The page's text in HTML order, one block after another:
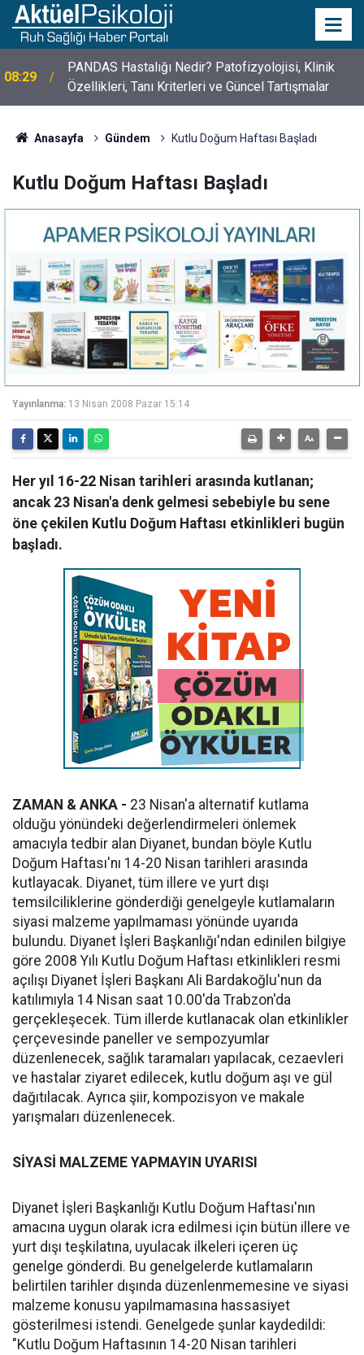
10:30
10 Mayıs Psikologlar Günü Nasıl Ortaya Çıktı? 10
Mayıs Tarihinin Hikayesi
Anasayfa Gündem Kutlu Doğum Haftası Başladı
Kutlu Doğum Haftası Başladı
Yayınlanma: 13 Nisan 2008 Pazar 15:14
Her yıl 16-22 Nisan tarihleri arasında kutlanan;
ancak 23 Nisan'a denk gelmesi sebebiyle bu sene
öne çekilen Kutlu Doğum Haftası etkinlikleri bugün
başladı.
ZAMAN & ANKA - 23 Nisan'a alternatif kutlama
olduğu yönündeki değerlendirmeleri önlemek
amacıyla tedbir alan Diyanet, bundan böyle Kutlu
Doğum Haftası'nı 14-20 Nisan tarihleri arasında
kutlayacak. Diyanet, tüm illere ve yurt dışı
temsilciliklerine gönderdiği genelgeyle kutlamaların
siyasi malzeme yapılmaması yönünde uyarıda
bulundu. Diyanet İşleri Başkanlığı'ndan edinilen bilgiye
göre 2008 Yılı Kutlu Doğum Haftası etkinlikleri resmi
açılışı Diyanet İşleri Başkanı Ali Bardakoğlu'nun da
katılımıyla 14 Nisan saat 10.00'da Trabzon'da
gerçekleşecek. Tüm illerde kutlanacak olan etkinlikler
çerçevesinde paneller ve sempozyumlar
düzenlenecek, sağlık taramaları yapılacak, cezaevleri
ve hastalar ziyaret edilecek, kutlu doğum aşı ve gül
dağıtılacak. Ayrıca şiir, kompozisyon ve makale
yarışmaları düzenlenecek.
SİYASİ MALZEME YAPMAYIN UYARISI
Diyanet İşleri Başkanlığı Kutlu Doğum Haftası'nın
amacına uygun olarak icra edilmesi için bütün illere ve
yurt dışı teşkilatına, uyulacak ilkeleri içeren üç
genelge gönderdi. Bu genelgelerde kutlamaların
belirtilen tarihler dışında düzenlenmemesine ve siyasi
malzeme konusu yapılmamasına hassasiyet
gösterilmesi istendi. Genelgede şunlar kaydedildi:
"Kutlu Doğum Haftasının 14-20 Nisan tarihleri